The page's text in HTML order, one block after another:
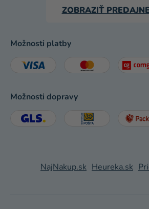
ZOBRAZIŤ PREDAJNE
Možnosti platby
Možnosti dopravy
NajNakup.sk Heureka.sk